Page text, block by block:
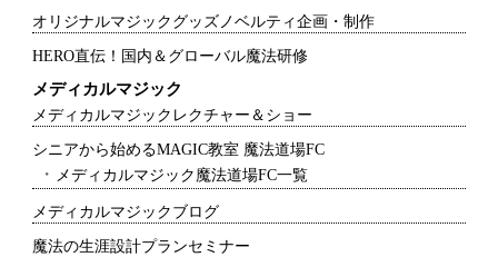
オリジナルマジックグッズノベルティ企画・制作
HERO直伝！国内＆グローバル魔法研修
メディカルマジック
メディカルマジックレクチャー＆ショー
シニアから始めるMAGIC教室 魔法道場FC
メディカルマジック魔法道場FC一覧
メディカルマジックブログ
魔法の生涯設計プランセミナー